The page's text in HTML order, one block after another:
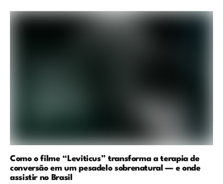
Como o filme “Leviticus” transforma a terapia de
conversão em um pesadelo sobrenatural — e onde
assistir no Brasil